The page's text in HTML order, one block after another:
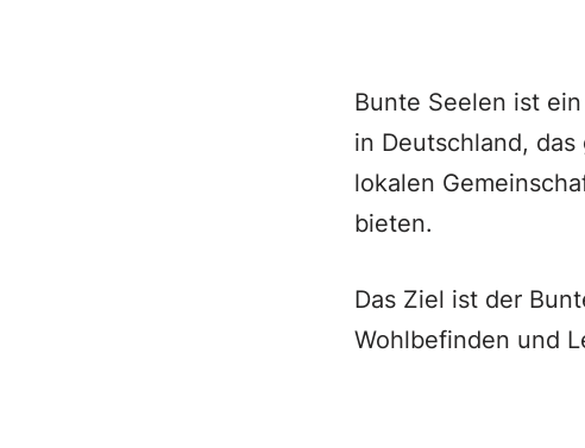
Bunte Seelen ist
in Deutschland,
lokalen
bieten.
Das Ziel ist der
Wohlbefinden und